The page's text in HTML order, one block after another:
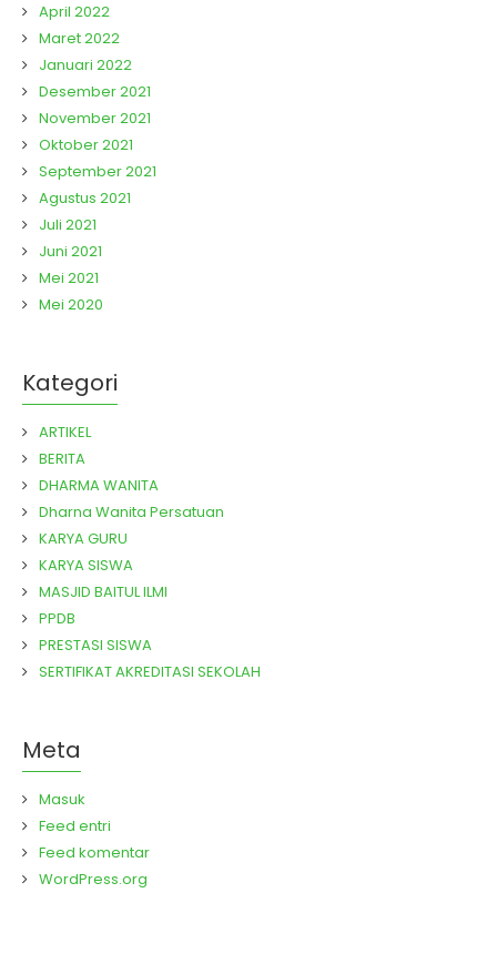
April 2022
Maret 2022
Januari 2022
Desember 2021
November 2021
Oktober 2021
September 2021
Agustus 2021
Juli 2021
Juni 2021
Mei 2021
Mei 2020
Kategori
ARTIKEL
BERITA
DHARMA WANITA
Dharna Wanita Persatuan
KARYA GURU
KARYA SISWA
MASJID BAITUL ILMI
PPDB
PRESTASI SISWA
SERTIFIKAT AKREDITASI SEKOLAH
Meta
Masuk
Feed entri
Feed komentar
WordPress.org